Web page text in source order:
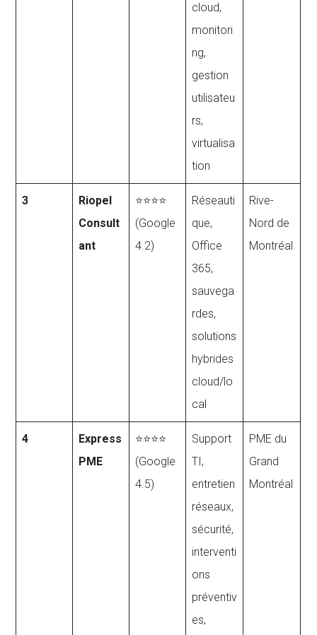
cloud,
monitori
ng,
gestion
utilisateu
rs,
virtualisa
tion
3
Riopel
Consult
ant
⭐⭐⭐⭐
(Google
4.2)
Réseauti
que,
Office
365,
sauvega
rdes,
solutions
hybrides
cloud/lo
cal
Rive-
Nord de
Montréal
4
Express
PME
⭐⭐⭐⭐
(Google
4.5)
Support
TI,
entretien
réseaux,
sécurité,
interventi
ons
préventiv
es,
PME du
Grand
Montréal